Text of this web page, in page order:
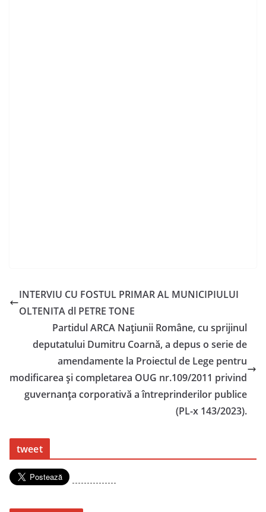
INTERVIU CU FOSTUL PRIMAR AL MUNICIPIULUI
OLTENITA dl PETRE TONE
Partidul ARCA Națiunii Române, cu sprijinul
deputatului Dumitru Coarnă, a depus o serie de
amendamente la Proiectul de Lege pentru
modificarea şi completarea OUG nr.109/2011 privind
guvernanţa corporativă a întreprinderilor publice
(PL-x 143/2023).
tweet
---------------